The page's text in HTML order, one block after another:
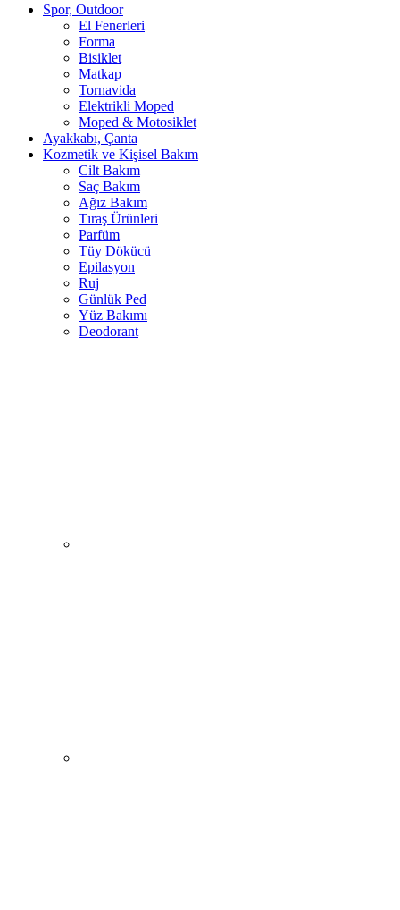
Spor, Outdoor
El Fenerleri
Forma
Bisiklet
Matkap
Tornavida
Elektrikli Moped
Moped & Motosiklet
Ayakkabı, Çanta
Kozmetik ve Kişisel Bakım
Cilt Bakım
Saç Bakım
Ağız Bakım
Tıraş Ürünleri
Parfüm
Tüy Dökücü
Epilasyon
Ruj
Günlük Ped
Yüz Bakımı
Deodorant